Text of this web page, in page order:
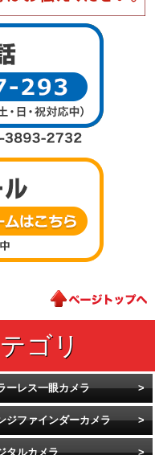
ーレス一眼カメラ
ジファインダーカメラ
タルカメラ